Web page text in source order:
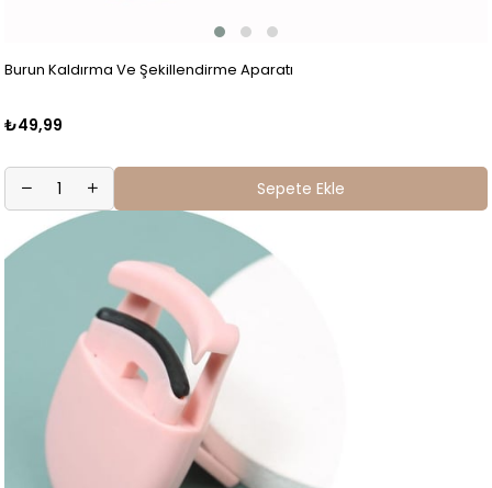
Burun Kaldırma Ve Şekillendirme Aparatı
₺49,99
Sepete Ekle